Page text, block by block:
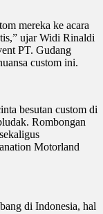
mereka ke acara
ujar Widi Rinaldi
PT. Gudang
custom ini.
besutan custom di
Rombongan
Motorland
di Indonesia, hal